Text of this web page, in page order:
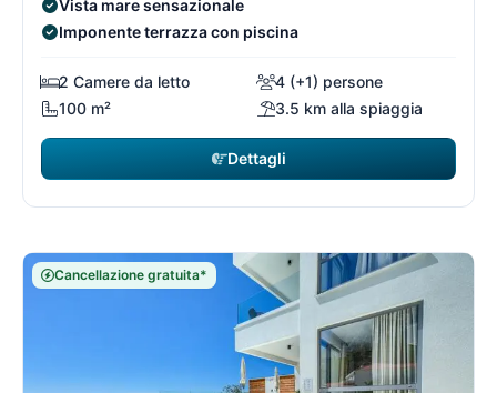
Vista mare sensazionale
Imponente terrazza con piscina
2 Camere da letto
4 (+1) persone
100 m²
3.5 km alla spiaggia
Dettagli
Cancellazione gratuita*